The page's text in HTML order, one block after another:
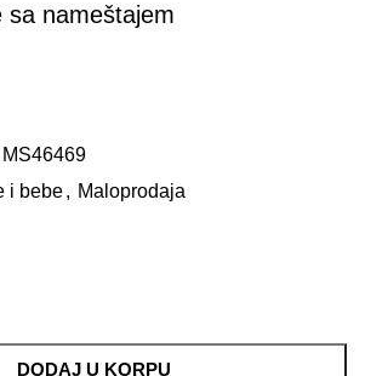
sa nameštajem
MS46469
i bebe, Maloprodaja
DODAJ U KORPU